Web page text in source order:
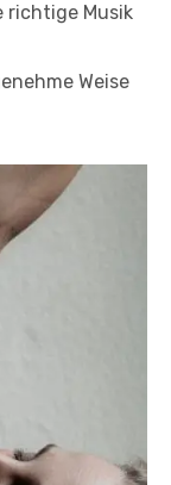
richtige Musik
Weise